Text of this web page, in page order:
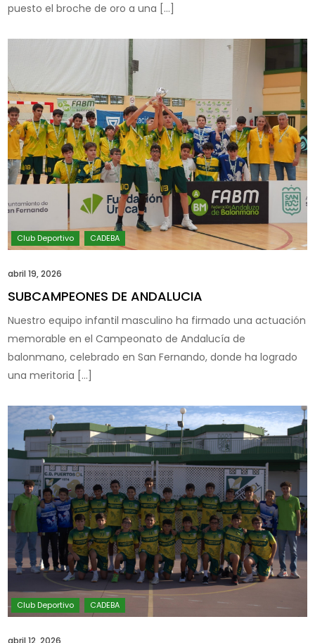
puesto el broche de oro a una […]
abril 19, 2026
SUBCAMPEONES DE ANDALUCIA
Nuestro equipo infantil masculino ha firmado una actuación
memorable en el Campeonato de Andalucía de
balonmano, celebrado en San Fernando, donde ha logrado
una meritoria […]
abril 12, 2026